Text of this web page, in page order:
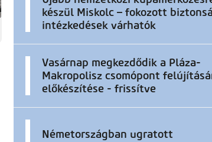
készül Miskolc – fokozott
intézkedések várhatók
Vasárnap megkezdődik a Pláza-
Makropolisz csomópont
előkészítése - frissítve
Németországban ugratott